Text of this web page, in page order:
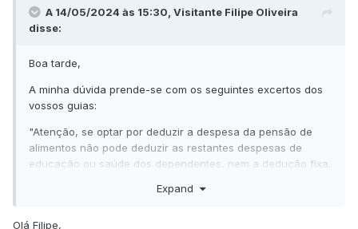
A 14/05/2024 às 15:30, Visitante Filipe Oliveira
disse:
Boa tarde,
A minha dúvida prende-se com os seguintes excertos dos
vossos guias:
"Atenção, se optar por deduzir a despesa da pensão de
alimentos não pode deduzir as restantes despesas de
educação ou saúde dos dependentes, nem a dedução fixa.
acumuladas com a pensão de alimentos."
e
Expand
Olá Filipe,